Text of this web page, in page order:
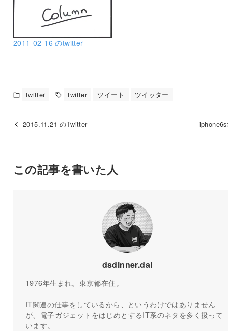
2011-02-16 のtwitter
twitter twitter ツイート ツイッター
2015.11.21 のTwitter
この記事を書いた人
dsdinner.dai
1976年生まれ。東京都在住。
IT関連の仕事をしているから、というわけではありません
が、電子ガジェットをはじめとするIT系のネタを多く扱って
います。